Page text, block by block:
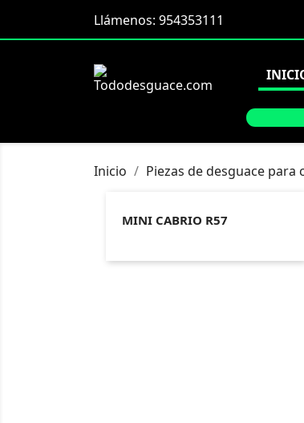
Llámenos: 954353111
Inicio Piezas de desguace para
MINI CABRIO R57